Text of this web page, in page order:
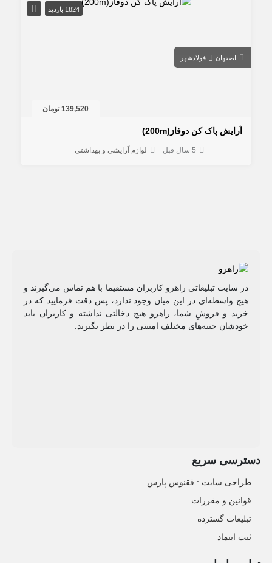
1824 بازدید
اصفهان فولادشهر
139,520 تومان
آرایش پاک کن دوفاز(200m)
5 سال قبل لوازم آرایشی و بهداشتی
در سایت تبلیغاتی راهرو کاربران مستقیما با هم تماس می‌گیرند و
هیچ واسطه‌ای در این میان وجود ندارد، پس دقت فرمایید که در
خرید و فروشِ شما، راهرو هیچ دخالتی نداشته و کاربران باید
خودشان جنبه‌های مختلف امنیتی را در نظر بگیرند.
دسترسی سریع
طراحی سایت :‌ ققنوس پارس
قوانین و مقررات
تبلیغات گسترده
ثبت اینماد